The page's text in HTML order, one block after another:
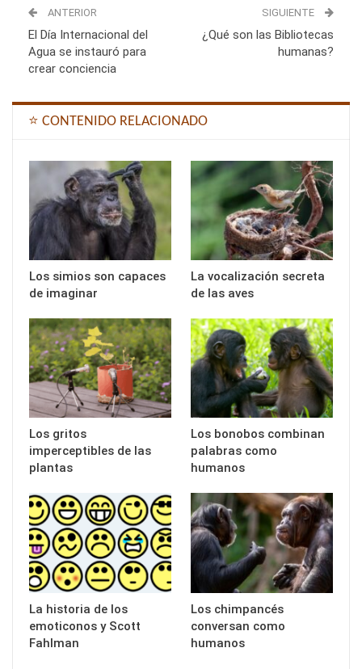
ANTERIOR
El Día Internacional del
Agua se instauró para
crear conciencia
SIGUIENTE
¿Qué son las Bibliotecas
humanas?
⭐ CONTENIDO RELACIONADO
Los simios son capaces
de imaginar
La vocalización secreta
de las aves
Los gritos
imperceptibles de las
plantas
Los bonobos combinan
palabras como
humanos
La historia de los
emoticonos y Scott
Fahlman
Los chimpancés
conversan como
humanos